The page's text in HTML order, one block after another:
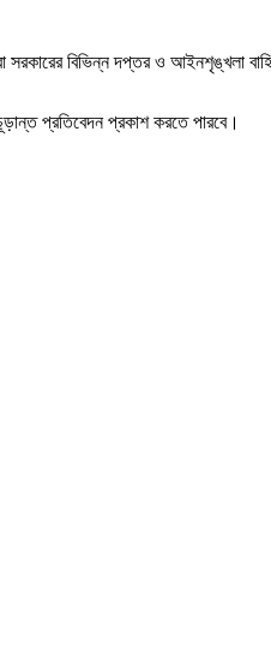
সরকারের বিভিন্ন দপ্তর ও আইনশৃঙ্খলা
প্রতিবেদন প্রকাশ করতে পারবে।